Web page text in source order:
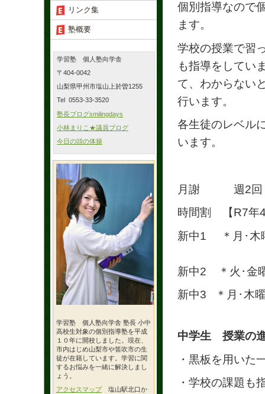
個別指導なので
ます。
学校の授業で習
も指導をしてい
て、わからない
行います。
各生徒のレベル
います。
月謝 週2回（
時間割 【R7年
新中1 ＊月･
新中2 ＊火･金
新中3 ＊月･木
中学生 授業の
・黒板を用いた
・学校の課題も
リンク集
塾概要
学習塾 個人塾向学舎
〒404-0042
山梨県甲州市塩山上於曽1255
Tel 0553-33-3520
塾長ブログsmilingdays
小林まりこ★議員ブログ
今日の頭の体操
学習塾 個人塾向学舎 塾長 小中
高校生対象の個別指導塾を平成
１０年に開校しました。現在、
市内はじめ山梨市や笛吹市の生
徒が在籍しています。学習に関
するお悩みを一緒に解決しまし
ょう。
アクセスマップ 塩山駅北口か